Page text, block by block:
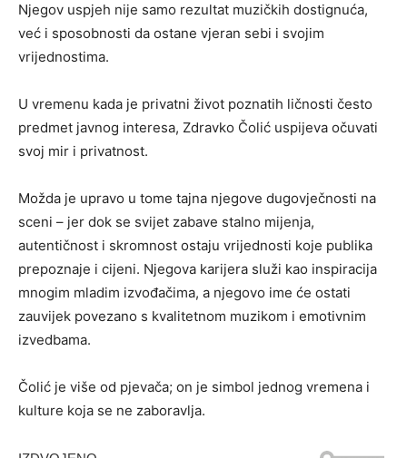
Njegov uspjeh nije samo rezultat muzičkih dostignuća,
već i sposobnosti da ostane vjeran sebi i svojim
vrijednostima.
U vremenu kada je privatni život poznatih ličnosti često
predmet javnog interesa, Zdravko Čolić uspijeva očuvati
svoj mir i privatnost.
Možda je upravo u tome tajna njegove dugovječnosti na
sceni – jer dok se svijet zabave stalno mijenja,
autentičnost i skromnost ostaju vrijednosti koje publika
prepoznaje i cijeni. Njegova karijera služi kao inspiracija
mnogim mladim izvođačima, a njegovo ime će ostati
zauvijek povezano s kvalitetnom muzikom i emotivnim
izvedbama.
Čolić je više od pjevača; on je simbol jednog vremena i
kulture koja se ne zaboravlja.